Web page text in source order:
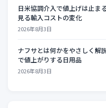
日米協調介入で値上げは止ま
見る輸入コストの変化
2026年8月3日
ナフサとは何かをやさしく解
で値上がりする日用品
2026年8月3日